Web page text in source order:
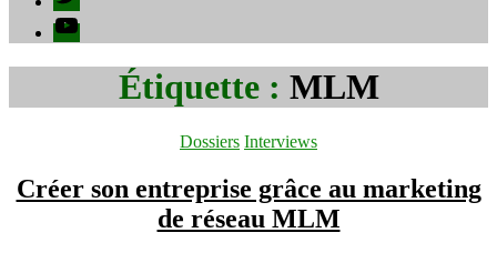
YouTube
Étiquette : MLM
Catégories
Dossiers Interviews
Créer son entreprise grâce au marketing
de réseau MLM